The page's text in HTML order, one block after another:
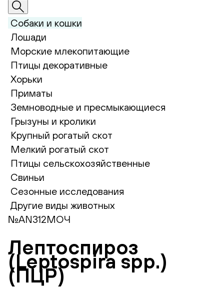
Собаки и кошки
Лошади
Морские млекопитающие
Птицы декоративные
Хорьки
Приматы
Земноводные и пресмыкающиеся
Грызуны и кролики
Крупный рогатый скот
Мелкий рогатый скот
Птицы сельскохозяйственные
Свиньи
Сезонные исследования
Другие виды животных
№AN312МОЧ
Лептоспироз
(Leptospira spp.)
(ПЦР)